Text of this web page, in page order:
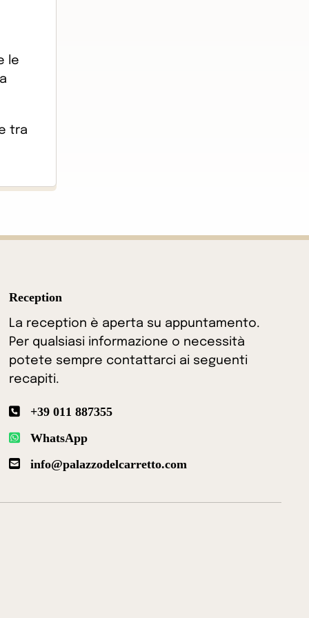
le
tra
Reception
La reception è aperta su appuntamento.
Per qualsiasi informazione o necessità
potete sempre contattarci ai seguenti
recapiti.
+39 011 887355
WhatsApp
info@palazzodelcarretto.com